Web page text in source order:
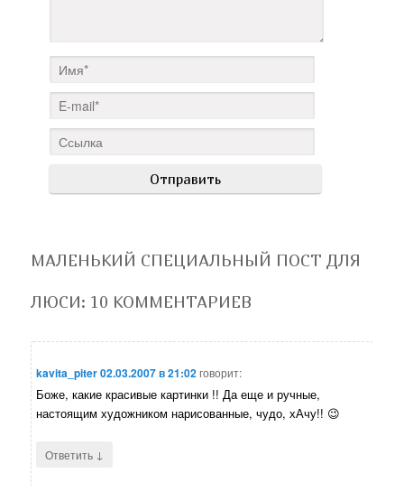
МАЛЕНЬКИЙ СПЕЦИАЛЬНЫЙ ПОСТ ДЛЯ
ЛЮСИ: 10 КОММЕНТАРИЕВ
kavita_piter02.03.2007 в 21:02говорит:
Боже, какие красивые картинки !! Да еще и ручные,
настоящим художником нарисованные, чудо, хАчу!! 😉
Ответить ↓